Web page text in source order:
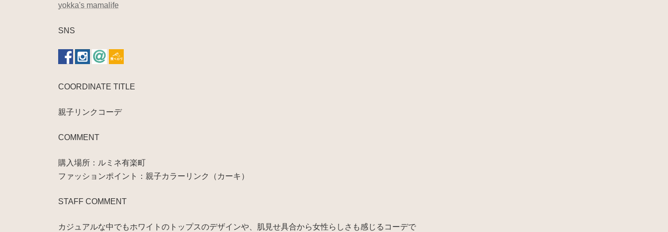
yokka's mamalife
SNS
COORDINATE TITLE
親子リンクコーデ
COMMENT
購入場所：ルミネ有楽町
ファッションポイント：親子カラーリンク（カーキ）
STAFF COMMENT
カジュアルな中でもホワイトのトップスのデザインや、肌見せ具合から女性らしさも感じるコーデで